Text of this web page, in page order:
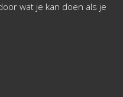
wat je kan doen als je